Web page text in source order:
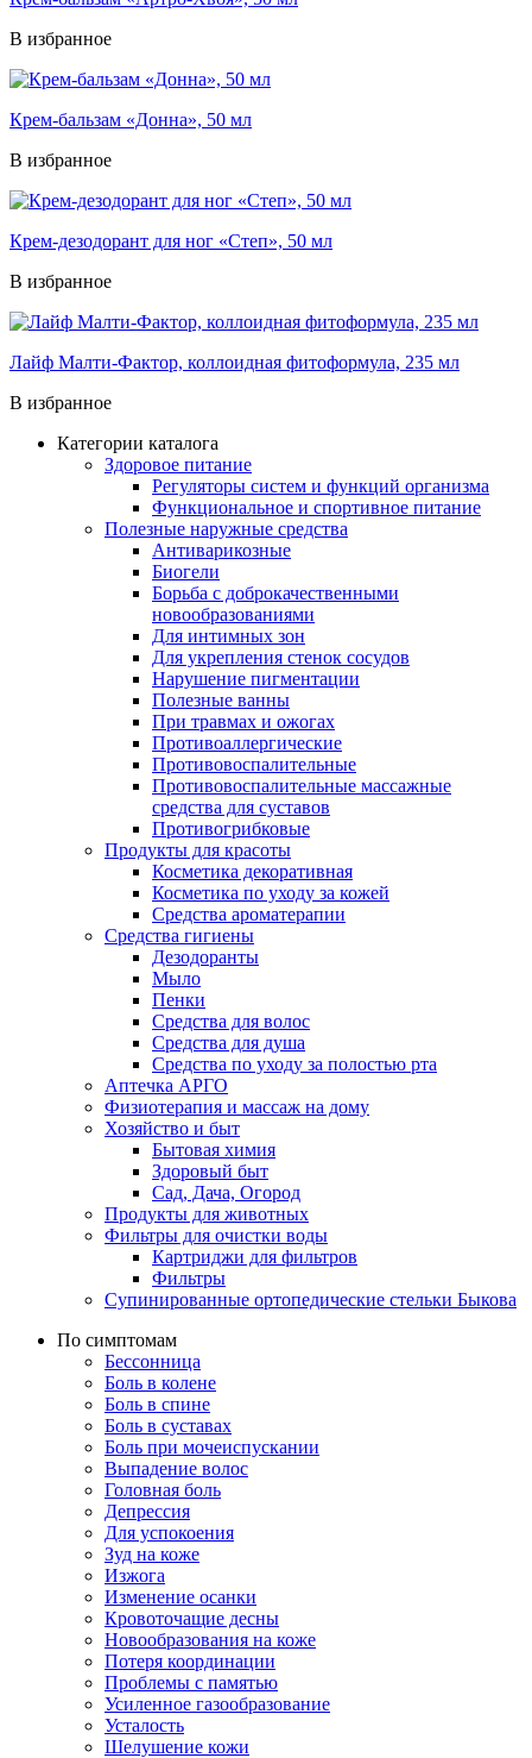
В избранное
Крем-бальзам «Донна», 50 мл
В избранное
Крем-дезодорант для ног «Степ», 50 мл
В избранное
Лайф Малти-Фактор, коллоидная фитоформула, 235 мл
В избранное
Категории каталога
Здоровое питание
Регуляторы систем и функций организма
Функциональное и спортивное питание
Полезные наружные средства
Антиварикозные
Биогели
Борьба с доброкачественными
новообразованиями
Для интимных зон
Для укрепления стенок сосудов
Нарушение пигментации
Полезные ванны
При травмах и ожогах
Противоаллергические
Противовоспалительные
Противовоспалительные массажные
средства для суставов
Противогрибковые
Продукты для красоты
Косметика декоративная
Косметика по уходу за кожей
Средства ароматерапии
Средства гигиены
Дезодоранты
Мыло
Пенки
Средства для волос
Средства для душа
Средства по уходу за полостью рта
Аптечка АРГО
Физиотерапия и массаж на дому
Хозяйство и быт
Бытовая химия
Здоровый быт
Сад, Дача, Огород
Продукты для животных
Фильтры для очистки воды
Картриджи для фильтров
Фильтры
Супинированные ортопедические стельки Быкова
По симптомам
Бессонница
Боль в колене
Боль в спине
Боль в суставах
Боль при мочеиспускании
Выпадение волос
Головная боль
Депрессия
Для успокоения
Зуд на коже
Изжога
Изменение осанки
Кровоточащие десны
Новообразования на коже
Потеря координации
Проблемы с памятью
Усиленное газообразование
Усталость
Шелушение кожи